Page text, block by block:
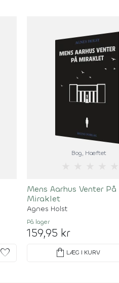
favorite
Bog, Hæftet
Mens Aarhus Venter På
Miraklet
Agnes Holst
På lager
159,95 kr
shopping_bag LÆG I KURV